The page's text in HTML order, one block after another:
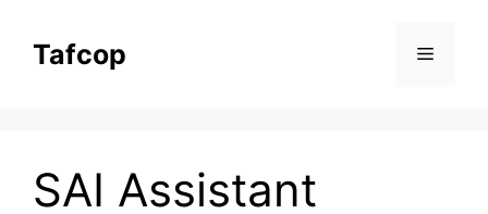
contentTafcop Menu
SAI Assistant